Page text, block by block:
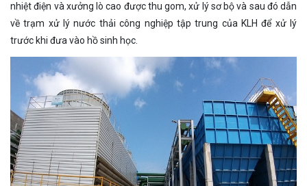
nhiệt điện và xưởng lò cao được thu gom, xử lý sơ bộ và sau đó dẫn
về trạm xử lý nước thải công nghiệp tập trung của KLH để xử lý
trước khi đưa vào hồ sinh học.